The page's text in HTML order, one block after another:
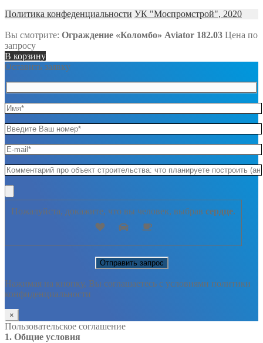
Политика конфеденциальности УК "Моспромстрой", 2020
Вы смотрите: Ограждение «Коломбо» Aviator 182.03 Цена по
запросу
В корзину
Оставить заявку
Пожалуйста, докажите, что вы человек, выбрав сердце.
Нажимая на кнопку, Вы соглашаетесь с условиями политики
конфиденциальности
×
Пользовательское соглашение
1. Общие условия